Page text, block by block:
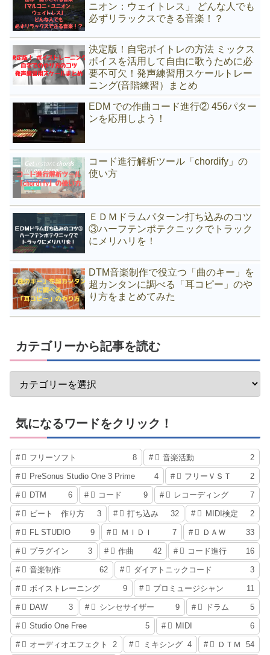
ニオン：ウェイトレス」 どんな人でも
必ずリラックスできる音楽！？
決定版！自宅ボイトレの方法 ミックス
ボイスを活用して自由に歌うために必
要不可欠！発声練習用スケールトレー
ニング(音階練習）まとめ
EDM での作曲コード進行② 456パター
ンを応用しよう！
コード進行解析ツール「chordify」の
使い方
ＥＤＭドラムパターン打ち込みのコツ
③ハーフテンポテクニックでトラック
にメリハリを！
DTM音楽制作で役立つ「曲のキー」を
超カンタンに調べる「耳コピー」のや
り方をまとめてみた
カテゴリーから記事を読む
気になるワードをクリック！
フリーソフト 8 音楽活動 2
PreSonus Studio One 3 Prime 4 フリーＶＳＴ 2
DTM 6 コード 9 レコーディング 7
ビート 作り方 3 打ち込み 32 MIDI検定 2
FL STUDIO 9 ＭＩＤＩ 7 ＤＡＷ 33
プラグイン 3 作曲 42 コード進行 16
音楽制作 62 ダイアトニックコード 3
ボイストレーニング 9 プロミュージシャン 11
DAW 3 シンセサイザー 9 ドラム 5
Studio One Free 5 MIDI 6
オーディオエフェクト 2 ミキシング 4 ＤＴＭ 54